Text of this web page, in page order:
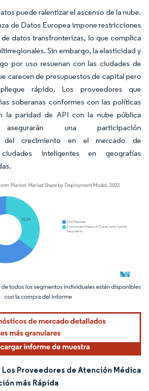
puede ralentizar el ascenso de la nube.
de Datos Europea impone restricciones
datos transfronterizas, lo que complica
Sin embargo, la elasticidad y
por uso resuenan con las ciudades de
carecen de presupuestos de capital pero
rápido. Los proveedores que
soberanas conformes con las políticas
la paridad de API con la nube pública
asegurarán una participación
del crecimiento en el mercado de
inteligentes en geografías
El uso requiere atribución según CC BY 4.0.
Los Proveedores de Atención Médica
más Rápida